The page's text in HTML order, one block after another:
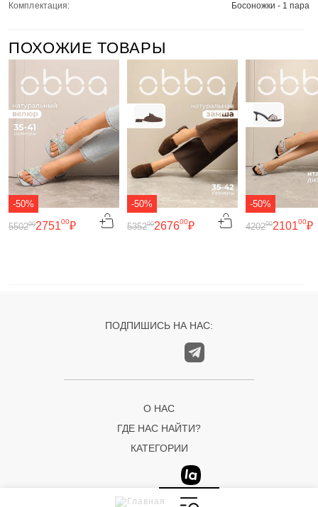
Комплектация:
Босоножки - 1 пара
ПОХОЖИЕ ТОВАРЫ
-50%
275100₽
550200
-50%
267600₽
535200
-50%
210100₽
420200
ПОДПИШИСЬ НА НАС:
О НАС
ГДЕ НАС НАЙТИ?
КАТЕГОРИИ